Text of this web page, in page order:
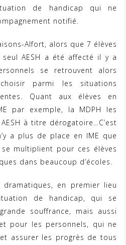
de handicap qui ne
notifié.
Alfort, alors que 7 élèves
AESH a été affecté il y a
se retrouvent alors
parmi les situations
Quant aux élèves en
par exemple, la MDPH les
à titre dérogatoire…C’est
a plus de place en IME que
se multiplient pour ces élèves
dans beaucoup d’écoles.
dramatiques, en premier lieu
de handicap, qui se
souffrance, mais aussi
pour les personnels, qui ne
assurer les progrès de tous